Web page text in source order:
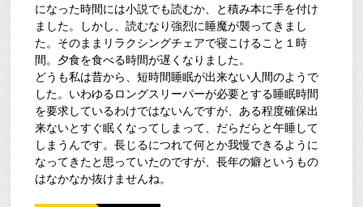
になった時間には小説でも読むか、と積み本に手を付け
ました。しかし、読むなり強烈に睡魔が襲ってきまし
た。そのままリラクシングチェアで寝こけること１時
間。夕食を食べる時間が遅くなりました。
どうも私は昔から、短時間睡眠が出来ない人間のようで
した。いわゆるロングスリーパーが必要とする睡眠時間
を要求しているわけではないんですが、ある程度確保出
来ないとすぐ眠くなってしまって、だらだらと午睡して
しまうんです。長じるにつれて何とか我慢できるように
なってきたと思っていたのですが、長年の癖というもの
はなかなか抜けませんね。